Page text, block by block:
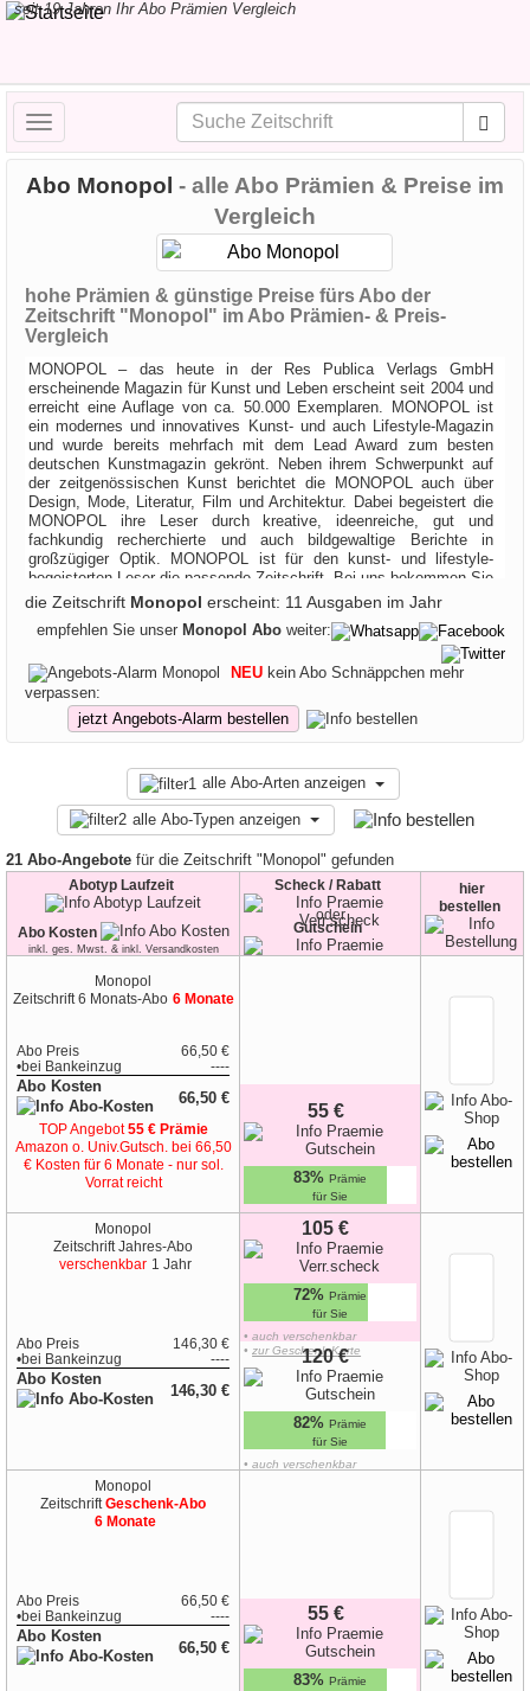
seit 19 Jahren Ihr Abo Prämien Vergleich
Toggle
navigation
Abo Monopol - alle Abo Prämien & Preise im
Vergleich
hohe Prämien & günstige Preise fürs Abo der
Zeitschrift "Monopol" im Abo Prämien- & Preis-
Vergleich
MONOPOL – das heute in der Res Publica Verlags GmbH
erscheinende Magazin für Kunst und Leben erscheint seit 2004 und
erreicht eine Auflage von ca. 50.000 Exemplaren. MONOPOL ist
ein modernes und innovatives Kunst- und auch Lifestyle-Magazin
und wurde bereits mehrfach mit dem Lead Award zum besten
deutschen Kunstmagazin gekrönt. Neben ihrem Schwerpunkt auf
der zeitgenössischen Kunst berichtet die MONOPOL auch über
Design, Mode, Literatur, Film und Architektur. Dabei begeistert die
MONOPOL ihre Leser durch kreative, ideenreiche, gut und
fachkundig recherchierte und auch bildgewaltige Berichte in
großzügiger Optik. MONOPOL ist für den kunst- und lifestyle-
begeisterten Leser die passende Zeitschrift. Bei uns bekommen Sie
eine hohe Prämie für ein Abo der MONOPOL und können die
Zeitschrift direkt beim besten Abo-Anbieter bestellen. Ein
MONOPOL Abo bietet Kunstliebhabern und Lifestyle-Interessierten
regelmäßig exklusive Einblicke in aktuelle Trends der Kunst- und
Kulturszene. Mit einem MONOPOL Abo erhalten Leser tiefgehende
Hintergrundberichte, Porträts von Künstlern, fundierte Analysen und
inspirierende Geschichten zu Design, Mode, Film und Architektur.
Ein MONOPOL Abo verbindet hochwertigen Journalismus mit
faszinierenden Bildstrecken und liefert spannende Impulse für
kreative Köpfe. Wer ein MONOPOL Abo abschließt, sichert sich
regelmäßig aktuelle Ausgaben voller innovativer Ideen,
inspirierender Interviews und künstlerischer Entdeckungen. Das
MONOPOL Abo macht jede Ausgabe zu einem besonderen Erlebnis
Kunst- und Lifestyle-Fans. Ein MONOPOL Abo ist somit die
perfekte Möglichkeit, um Kunst und Kultur regelmäßig nach Hause
geliefert zu bekommen und dabei exklusive Vorteile zu genießen.
die Zeitschrift Monopol erscheint: 11 Ausgaben im Jahr
empfehlen Sie unser Monopol Abo weiter:
NEU kein Abo Schnäppchen mehr
verpassen:
jetzt Angebots-Alarm bestellen
alle Abo-Arten anzeigen
alle Abo-Typen anzeigen
21 Abo-Angebote für die Zeitschrift "Monopol" gefunden
Abotyp Laufzeit
Abo Kosten
inkl. ges. Mwst. & inkl. Versandkosten
Scheck / Rabatt
oder
Gutschein
hier
bestellen
Monopol
Zeitschrift 6 Monats-Abo 6 Monate
Abo Preis
66,50 €
•bei Bankeinzug ----
Abo Kosten
66,50 €
TOP Angebot55 € Prämie
Amazon o. Univ.Gutsch.
bei 66,50
€ Kosten für 6 Monate - nur sol.
Vorrat reicht
55 €
83% Prämie
für Sie
Monopol
Zeitschrift Jahres-Abo
verschenkbar 1 Jahr
Abo Preis
146,30 €
•bei Bankeinzug ----
Abo Kosten
146,30 €
105 €
72% Prämie
für Sie
• auch verschenkbar
• zur Geschenk-Karte
120 €
82% Prämie
für Sie
• auch verschenkbar
Monopol
Zeitschrift Geschenk-Abo
6 Monate
Abo Preis
66,50 €
•bei Bankeinzug ----
Abo Kosten
66,50 €
55 €
83% Prämie